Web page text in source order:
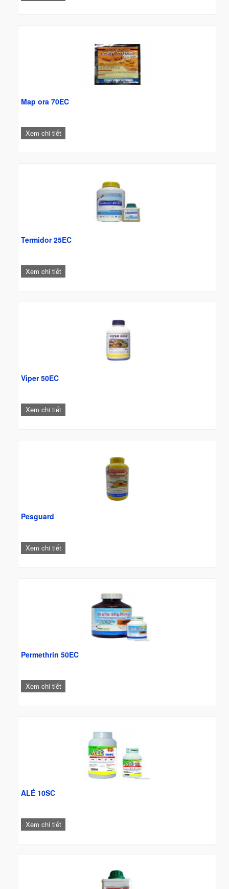
Map ora 70EC
Xem chi tiết
Termidor 25EC
Xem chi tiết
Viper 50EC
Xem chi tiết
Pesguard
Xem chi tiết
Permethrin 50EC
Xem chi tiết
ALÉ 10SC
Xem chi tiết